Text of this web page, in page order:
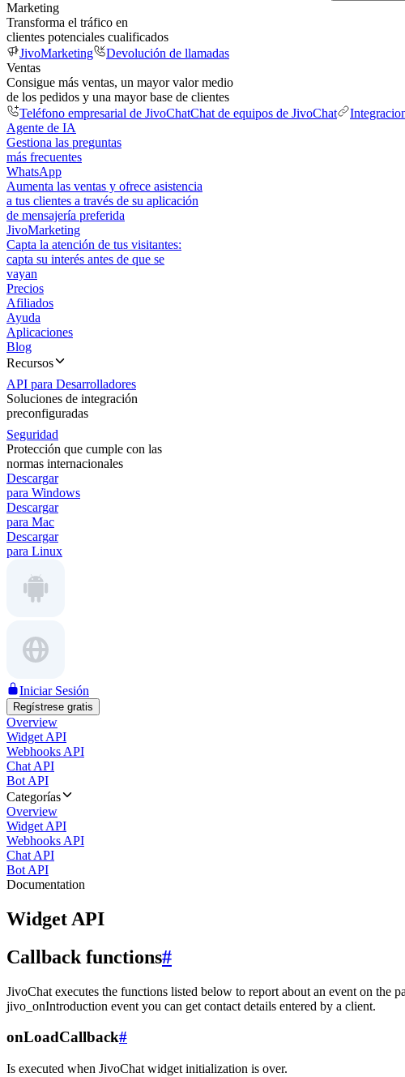
Marketing
Transforma el tráfico en
clientes potenciales cualificados
JivoMarketing
Devolución de llamadas
Ventas
Consigue más ventas, un mayor valor medio
de los pedidos y una mayor base de clientes
Teléfono empresarial de JivoChatChat de equipos de JivoChat
Agente de IA
Gestiona las preguntas
más frecuentes
WhatsApp
Aumenta las ventas y ofrece asistencia
a tus clientes a través de su aplicación
de mensajería preferida
JivoMarketing
Capta la atención de tus visitantes:
capta su interés antes de que se
vayan
Precios
Afiliados
Ayuda
Aplicaciones
Blog
Recursos
API para Desarrolladores
Soluciones de integración
preconfiguradas
Seguridad
Protección que cumple con las
normas internacionales
Descargar
para Windows
Descargar
para Mac
Descargar
para Linux
Iniciar Sesión
Regístrese gratis
Overview
Widget API
Webhooks API
Chat API
Bot API
Categorías
Overview
Widget API
Webhooks API
Chat API
Bot API
Documentation
Widget API
Callback functions#
JivoChat executes the functions listed below to report about an event on the
jivo_onIntroduction event you can get contact details entered by a client.
onLoadCallback#
Is executed when JivoChat widget initialization is over.